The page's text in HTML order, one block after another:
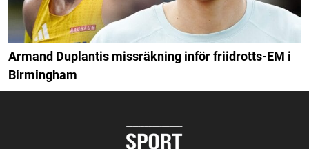
Armand Duplantis missräkning inför friidrotts-EM i
Birmingham